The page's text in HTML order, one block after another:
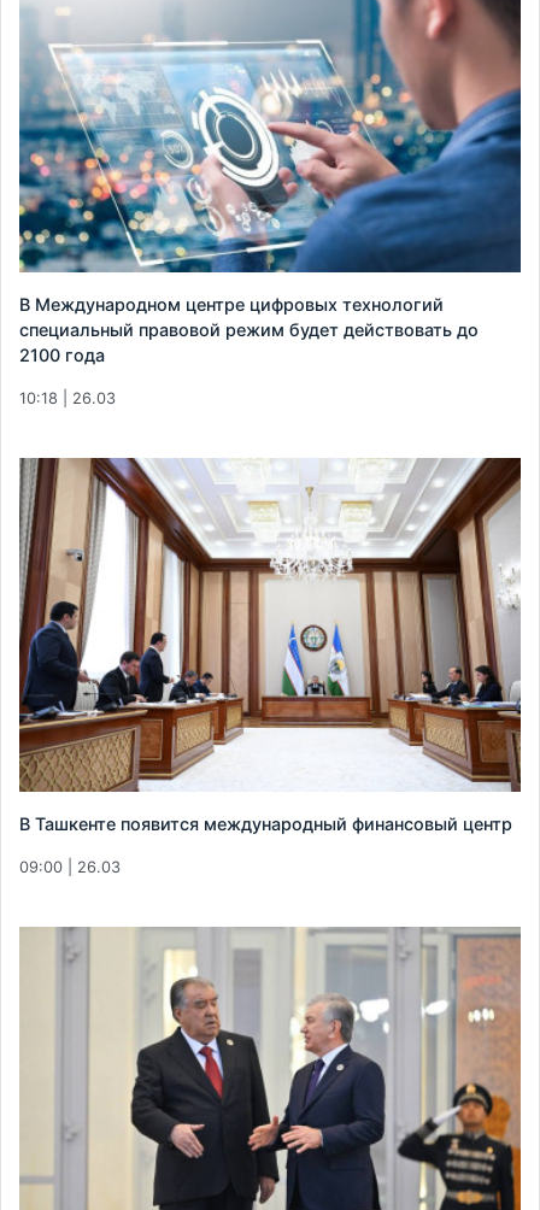
В Международном центре цифровых технологий
специальный правовой режим будет действовать до
2100 года
10:18 | 26.03
В Ташкенте появится международный финансовый центр
09:00 | 26.03